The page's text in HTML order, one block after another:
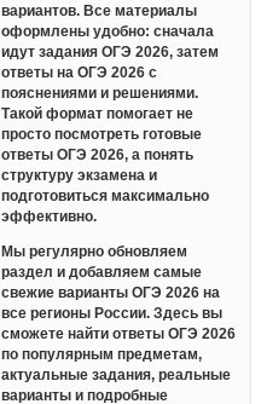
вариантов. Все материалы
оформлены удобно: сначала
идут задания ОГЭ 2026, затем
ответы на ОГЭ 2026 с
пояснениями и решениями.
Такой формат помогает не
просто посмотреть готовые
ответы ОГЭ 2026, а понять
структуру экзамена и
подготовиться максимально
эффективно.
Мы регулярно обновляем
раздел и добавляем самые
свежие варианты ОГЭ 2026 на
все регионы России. Здесь вы
сможете найти ответы ОГЭ 2026
по популярным предметам,
актуальные задания, реальные
варианты и подробные